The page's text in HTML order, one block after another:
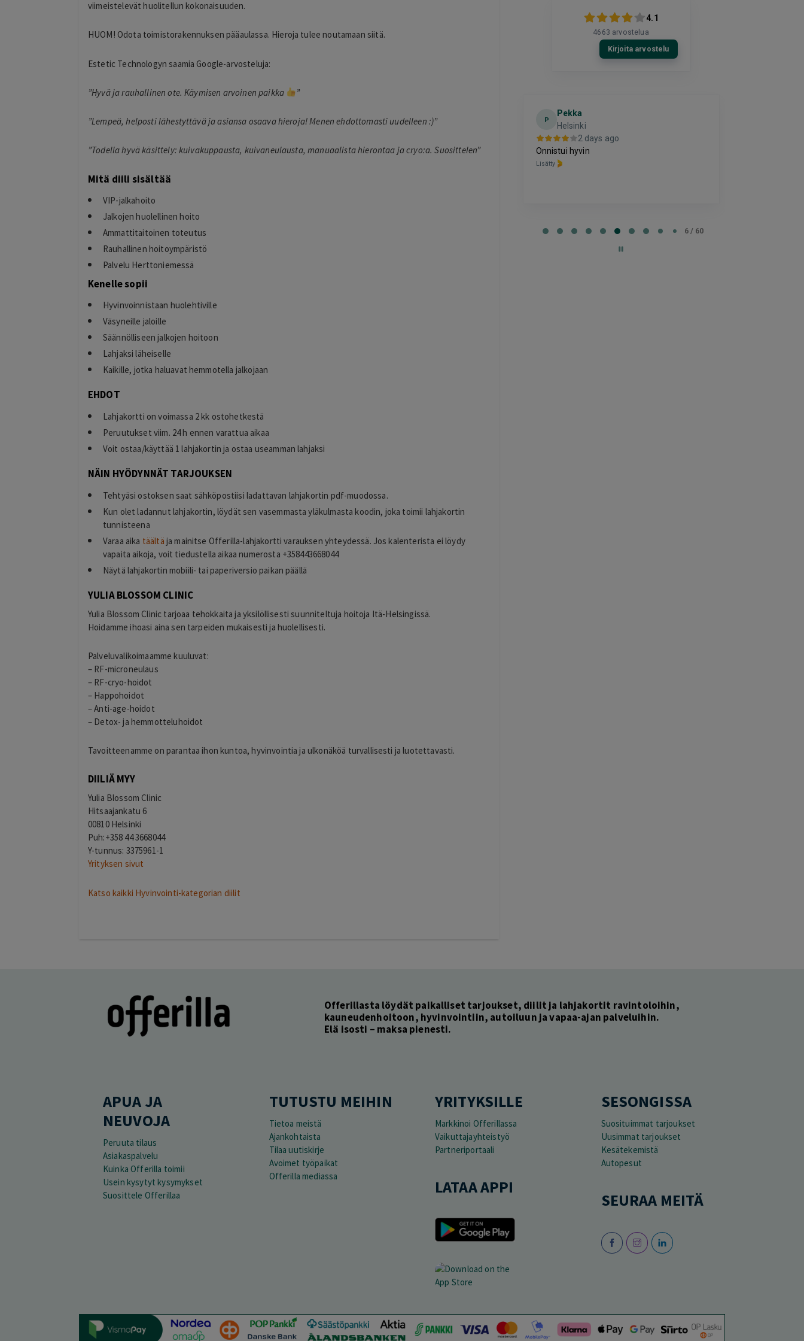
viimeistelevät huolitellun kokonaisuuden.
HUOM! Odota toimistorakennuksen pääaulassa. Hieroja tulee noutamaan siitä.
Estetic Technologyn saamia Google-arvosteluja:
”Hyvä ja rauhallinen ote. Käymisen arvoinen paikka ”
”Lempeä, helposti lähestyttävä ja asiansa osaava hieroja! Menen ehdottomasti uudelleen :)”
”Todella hyvä käsittely: kuivakuppausta, kuivaneulausta, manuaalista hierontaa ja cryo:a. Suosittelen”
Mitä diili sisältää
VIP-jalkahoito
Jalkojen huolellinen hoito
Ammattitaitoinen toteutus
Rauhallinen hoitoympäristö
Palvelu Herttoniemessä
Kenelle sopii
Hyvinvoinnistaan huolehtiville
Väsyneille jaloille
Säännölliseen jalkojen hoitoon
Lahjaksi läheiselle
Kaikille, jotka haluavat hemmotella jalkojaan
EHDOT
Lahjakortti on voimassa 2 kk ostohetkestä
Peruutukset viim. 24 h ennen varattua aikaa
Voit ostaa/käyttää 1 lahjakortin ja ostaa useamman lahjaksi
NÄIN HYÖDYNNÄT TARJOUKSEN
Tehtyäsi ostoksen saat sähköpostiisi ladattavan lahjakortin pdf-muodossa.
Kun olet ladannut lahjakortin, löydät sen vasemmasta yläkulmasta koodin, joka toimii lahjakortin
tunnisteena
Varaa aika täältä ja mainitse Offerilla-lahjakortti varauksen yhteydessä. Jos kalenterista ei löydy
vapaita aikoja, voit tiedustella aikaa numerosta +358443668044
Näytä lahjakortin mobiili- tai paperiversio paikan päällä
YULIA BLOSSOM CLINIC
Yulia Blossom Clinic tarjoaa tehokkaita ja yksilöllisesti suunniteltuja hoitoja Itä-Helsingissä.
Hoidamme ihoasi aina sen tarpeiden mukaisesti ja huolellisesti.
Palveluvalikoimaamme kuuluvat:
– RF-microneulaus
– RF-cryo-hoidot
– Happohoidot
– Anti-age-hoidot
– Detox- ja hemmotteluhoidot
Tavoitteenamme on parantaa ihon kuntoa, hyvinvointia ja ulkonäköä turvallisesti ja luotettavasti.
DIILIÄ MYY
Yulia Blossom Clinic
Hitsaajankatu 6
00810 Helsinki
Puh:+358 44 3668044
Y-tunnus: 3375961-1
Yrityksen sivut
Katso kaikki Hyvinvointi-kategorian diilit
4.1
4663 arvostelua
Kirjoita arvostelu
E
Helsinki
Kaikki meni ihan nappiin! Suosittelen!
Terho Tiilikainen
Kohtuuhintainen ja keskeisellä paikalla
P
Pekka
Helsinki
2 days ago
Onnistui hyvin
Lisätty
6 / 60
Offerillasta löydät paikalliset tarjoukset, diilit ja lahjakortit ravintoloihin,
kauneudenhoitoon, hyvinvointiin, autoiluun ja vapaa-ajan palveluihin.
Elä isosti – maksa pienesti.
APUA JA
NEUVOJA
Peruuta tilaus
Asiakaspalvelu
Kuinka Offerilla toimii
Usein kysytyt kysymykset
Suosittele Offerillaa
TUTUSTU MEIHIN
Tietoa meistä
Ajankohtaista
Tilaa uutiskirje
Avoimet työpaikat
Offerilla mediassa
YRITYKSILLE
Markkinoi Offerillassa
Vaikuttajayhteistyö
Partneriportaali
LATAA APPI
SESONGISSA
Suosituimmat tarjoukset
Uusimmat tarjoukset
Kesätekemistä
Autopesut
SEURAA MEITÄ